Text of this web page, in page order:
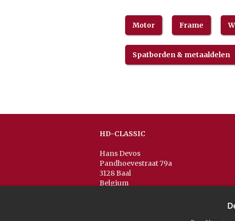
Motor Frame
Spatborden & metaaldelen
HD-CLASSIC
Hans Devos
Pandhoevestraat 79a
3128 Baal
Belgium